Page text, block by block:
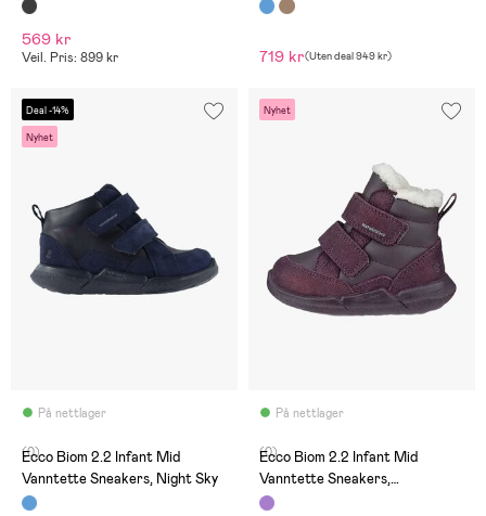
569 kr
Veil. Pris: 899 kr 719 kr(Uten deal949 kr)
Deal -14%
Nyhet
På nettlager
(0)
Ecco Biom 2.2 Infant Mid
Vanntette Sneakers, Night Sky
Nyhet
På nettlager
(0)
Ecco Biom 2.2 Infant Mid
Vanntette Sneakers,
Mauve/Night Shade Barolo